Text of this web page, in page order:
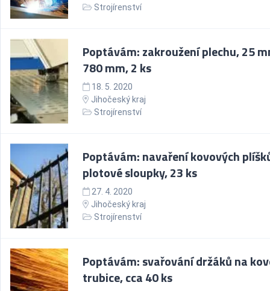
Strojírenství
Poptávám: zakroužení plechu, 25
780 mm, 2 ks
18. 5. 2020
Jihočeský kraj
Strojírenství
Poptávám: navaření kovových
plotové sloupky, 23 ks
27. 4. 2020
Jihočeský kraj
Strojírenství
Poptávám: svařování držáků na
trubice, cca 40 ks